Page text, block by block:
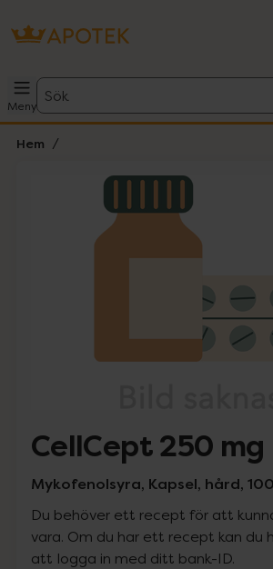
Meny
Sök
Hem
Lista: . Innehåller 1 objekt.
CellCept 250 mg
Mykofenolsyra, Kapsel, hård,
Du behöver ett recept för att
vara. Om du har ett recept kan du
att logga in med ditt bank-ID.